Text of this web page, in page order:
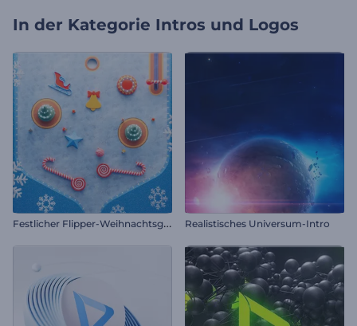
In der Kategorie Intros und Logos
F
estlicher Flipper-Weihnachtsgruß Realistisches Universum-Intro